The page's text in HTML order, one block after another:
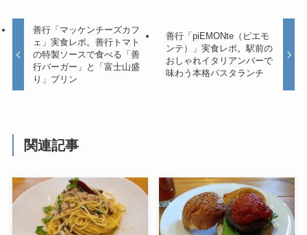
善行「マッケンチーズカフ
ェ」実食レポ。善行トマト
の特製ソースで食べる「善
行バーガー」と「富士山盛
り」プリン
善行「piEMONte（ピエモ
ンテ）」実食レポ。駅前の
おしゃれイタリアンバーで
味わう本格パスタランチ
関連記事